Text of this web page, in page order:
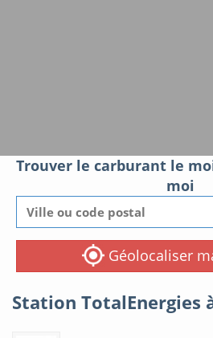
Trouver le carburant le
moi
Géolocaliser
Station TotalEnergies